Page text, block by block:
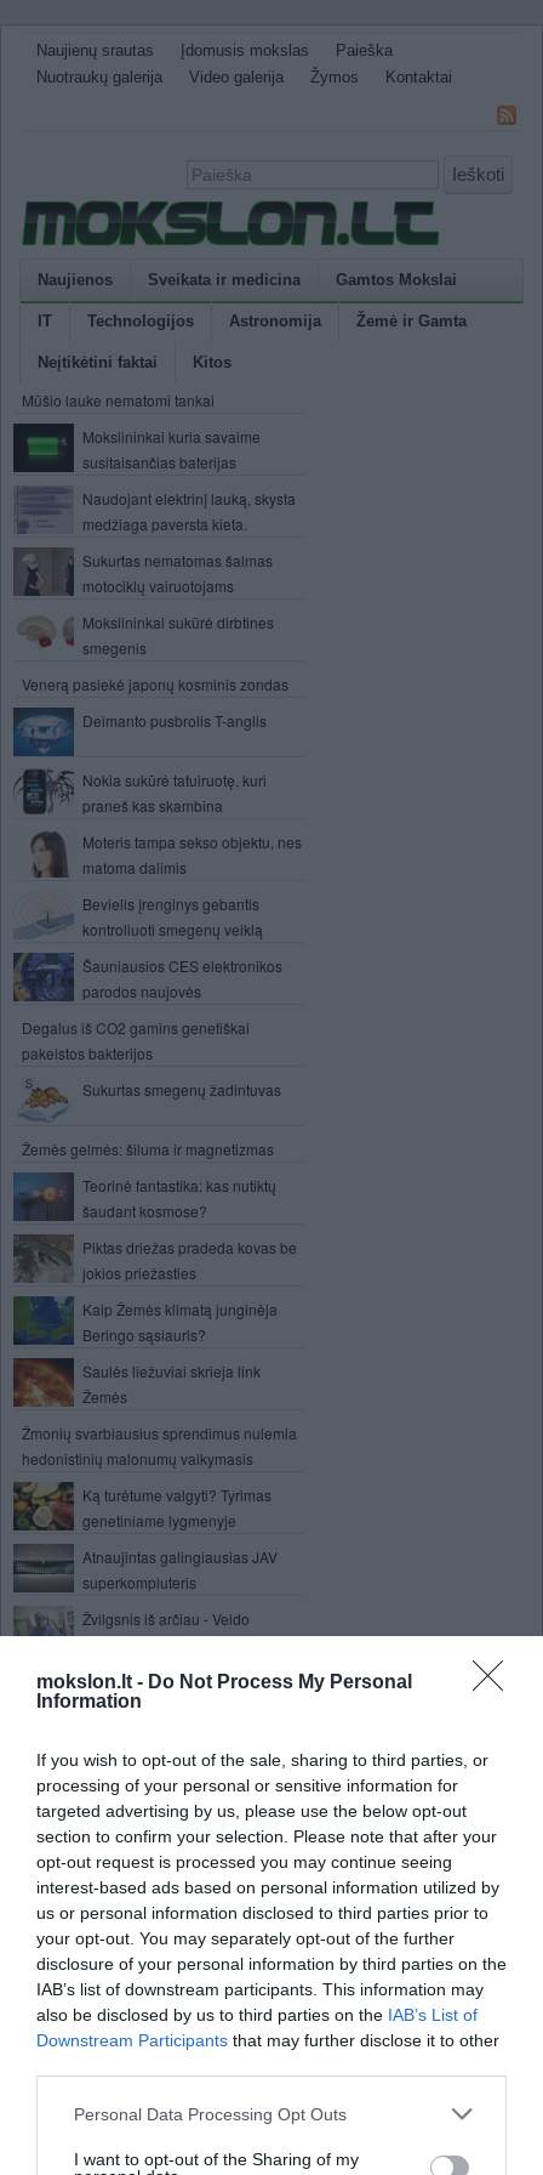
mokslon.lt - Do Not Process My Personal
Information
If you wish to opt-out of the sale, sharing to third parties, or
processing of your personal or sensitive information for
targeted advertising by us, please use the below opt-out
section to confirm your selection. Please note that after your
opt-out request is processed you may continue seeing
interest-based ads based on personal information utilized by
us or personal information disclosed to third parties prior to
your opt-out. You may separately opt-out of the further
disclosure of your personal information by third parties on the
IAB’s list of downstream participants. This information may
also be disclosed by us to third parties on the IAB’s List of
Downstream Participants that may further disclose it to other
Personal Data Processing Opt Outs
I want to opt-out of the Sharing of my
Naujienų srautas Įdomusis mokslas
Paieška
Nuotraukų galerija
Video galerija Žymos Kontaktai
Ieškoti
Naujienos Sveikata ir medicina Gamtos Mokslai
IT Technologijos Astronomija Žemė ir Gamta
Neįtikėtini faktai Kitos
Mūšio lauke nematomi tankai
Mokslininkai kuria savaime
susitaisančias baterijas
Naudojant elektrinį lauką, skysta
medžiaga paversta kieta.
Sukurtas nematomas šalmas
motociklų vairuotojams
Mokslininkai sukūrė dirbtines
smegenis
Venerą pasiekė japonų kosminis zondas
Deimanto pusbrolis T-anglis
Nokia sukūrė tatuiruotę, kuri
praneš kas skambina
Moteris tampa sekso objektu, nes
matoma dalimis
Bevielis įrenginys gebantis
kontroliuoti smegenų veiklą
Šauniausios CES elektronikos
parodos naujovės
Degalus iš CO2 gamins genetiškai
pakeistos bakterijos
Sukurtas smegenų žadintuvas
Žemės gelmės: šiluma ir magnetizmas
Teorinė fantastika: kas nutiktų
šaudant kosmose?
Piktas driežas pradeda kovas be
jokios priežasties
Kaip Žemės klimatą junginėja
Beringo sąsiauris?
Saulės liežuviai skrieja link
Žemės
Žmonių svarbiausius sprendimus nulemia
hedonistinių malonumų vaikymasis
Ką turėtume valgyti? Tyrimas
genetiniame lygmenyje
Atnaujintas galingiausias JAV
superkompiuteris
Žvilgsnis iš arčiau - Veido
Sukurtas įrenginys, greitai
nustatantis ligą
greičiau nei šviesa
Kodėl dingsta Saulės dėmės
Žmonijai jau dabar vienos Žemės per
mažai
Feroelektrinės nanodalelės –
ateities atmintinės
Priežastys, dėl kurių pasaulyje
gali dingti internetas
HTC pristatė išmaniuosius
telefonus - ONE
tobulinimą
Kodėl kartais nerandame